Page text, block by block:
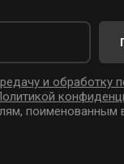
и обработку
поименованным